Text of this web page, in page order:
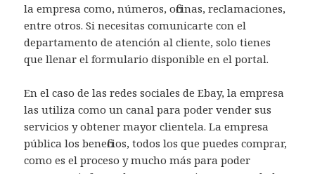
la empresa como, números, oficinas, reclamaciones,
entre otros. Si necesitas comunicarte con el
departamento de atención al cliente, solo tienes
que llenar el formulario disponible en el portal.
En el caso de las redes sociales de Ebay, la empresa
las utiliza como un canal para poder vender sus
servicios y obtener mayor clientela. La empresa
pública los beneficios, todos los que puedes comprar,
como es el proceso y mucho más para poder